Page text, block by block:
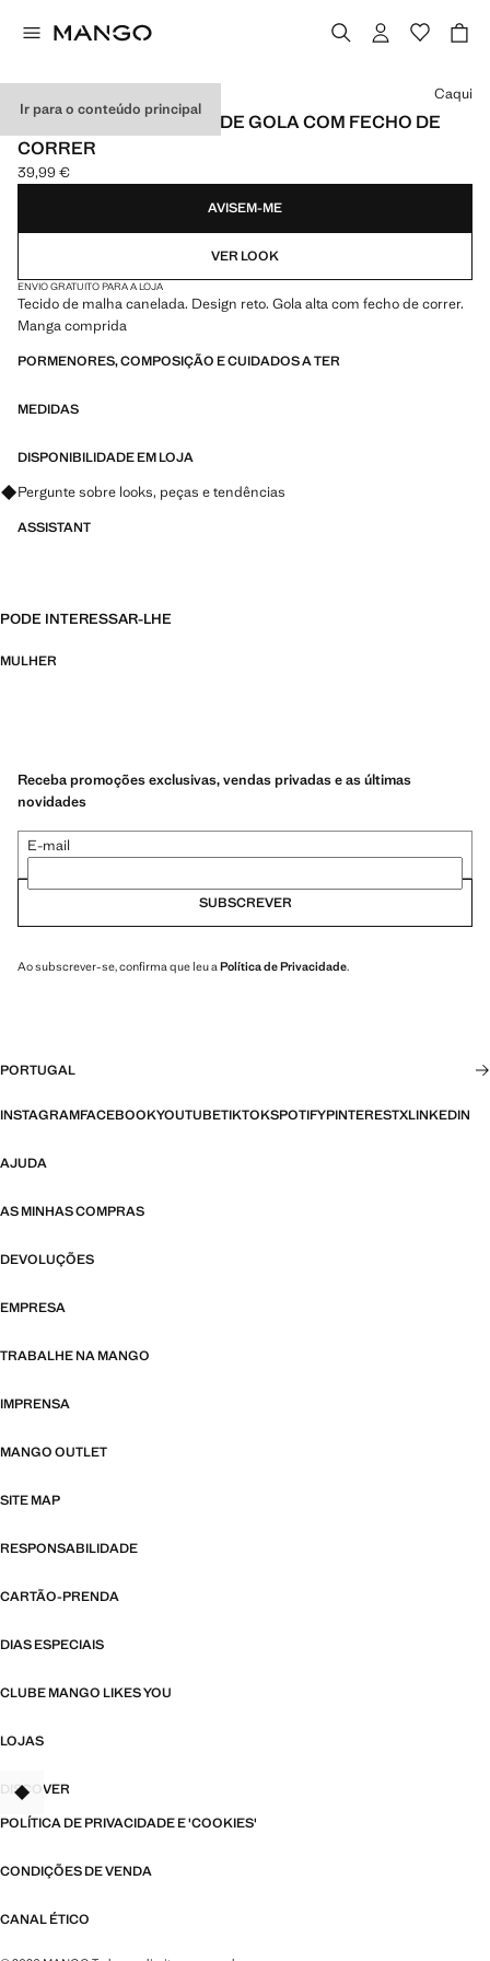
Ir para o conteúdo principal
CAMISOLA CANELADA DE GOLA COM FECHO DE
CORRER
Preço atual [39,99 € ]
39,99 €
Selecione uma cor
Caqui
AVISEM-ME
VER LOOK
ENVIO GRATUITO PARA A LOJA
Tecido de malha canelada. Design reto. Gola alta com fecho de correr.
Manga comprida
PORMENORES, COMPOSIÇÃO E CUIDADOS A TER
MEDIDAS
DISPONIBILIDADE EM LOJA
Pergunte sobre looks, peças e tendências
ASSISTANT
PODE INTERESSAR-LHE
MULHER
Receba promoções exclusivas, vendas privadas e as últimas
novidades
E-mail
SUBSCREVER
Ao subscrever-se, confirma que leu a Política de Privacidade.
PORTUGAL
INSTAGRAMFACEBOOKYOUTUBETIKTOKSPOTIFYPINTERESTXLINKEDIN
AJUDA
AS MINHAS COMPRAS
DEVOLUÇÕES
EMPRESA
TRABALHE NA MANGO
IMPRENSA
MANGO OUTLET
SITE MAP
RESPONSABILIDADE
CARTÃO-PRENDA
DIAS ESPECIAIS
CLUBE MANGO LIKES YOU
LOJAS
DISCOVER
POLÍTICA DE PRIVACIDADE E 'COOKIES'
CONDIÇÕES DE VENDA
CANAL ÉTICO